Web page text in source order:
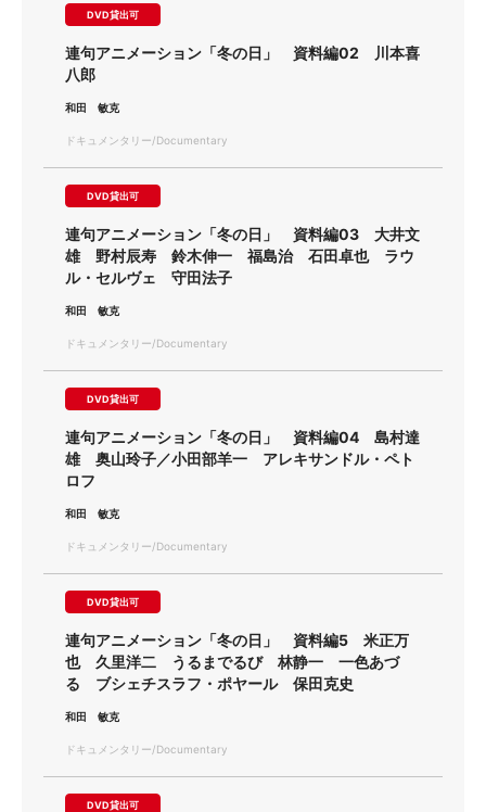
DVD貸出可
連句アニメーション「冬の日」 資料編02 川本喜
八郎
和田 敏克
ドキュメンタリー/Documentary
DVD貸出可
連句アニメーション「冬の日」 資料編03 大井文
雄 野村辰寿 鈴木伸一 福島治 石田卓也 ラウ
ル・セルヴェ 守田法子
和田 敏克
ドキュメンタリー/Documentary
DVD貸出可
連句アニメーション「冬の日」 資料編04 島村達
雄 奥山玲子／小田部羊一 アレキサンドル・ペト
ロフ
和田 敏克
ドキュメンタリー/Documentary
DVD貸出可
連句アニメーション「冬の日」 資料編5 米正万
也 久里洋二 うるまでるび 林静一 一色あづ
る ブシェチスラフ・ポヤール 保田克史
和田 敏克
ドキュメンタリー/Documentary
DVD貸出可